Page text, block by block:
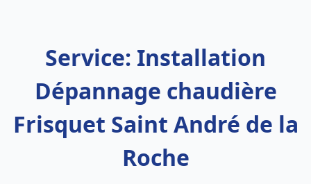
Service: Installation
Dépannage chaudière
Frisquet Saint André de la
Roche